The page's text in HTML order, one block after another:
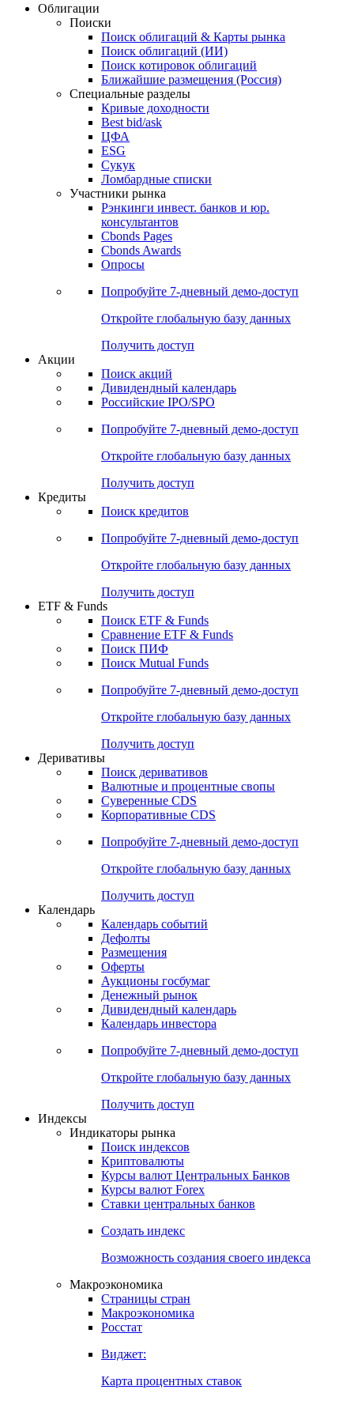
Облигации
Поиски
Поиск облигаций & Карты рынка
Поиск облигаций (ИИ)
Поиск котировок облигаций
Ближайшие размещения (Россия)
Специальные разделы
Кривые доходности
Best bid/ask
ЦФА
ESG
Сукук
Ломбардные списки
Участники рынка
Рэнкинги инвест. банков и юр.
консультантов
Cbonds Pages
Cbonds Awards
Опросы
Попробуйте 7-дневный демо-доступ
Откройте глобальную базу данных
Получить доступ
Акции
Поиск акций
Дивидендный календарь
Российские IPO/SPO
Попробуйте 7-дневный демо-доступ
Откройте глобальную базу данных
Получить доступ
Кредиты
Поиск кредитов
Попробуйте 7-дневный демо-доступ
Откройте глобальную базу данных
Получить доступ
ETF & Funds
Поиск ETF & Funds
Сравнение ETF & Funds
Поиск ПИФ
Поиск Mutual Funds
Попробуйте 7-дневный демо-доступ
Откройте глобальную базу данных
Получить доступ
Деривативы
Поиск деривативов
Валютные и процентные свопы
Суверенные CDS
Корпоративные CDS
Попробуйте 7-дневный демо-доступ
Откройте глобальную базу данных
Получить доступ
Календарь
Календарь событий
Дефолты
Размещения
Оферты
Аукционы госбумаг
Денежный рынок
Дивидендный календарь
Календарь инвестора
Попробуйте 7-дневный демо-доступ
Откройте глобальную базу данных
Получить доступ
Индексы
Индикаторы рынка
Поиск индексов
Криптовалюты
Курсы валют Центральных Банков
Курсы валют Forex
Ставки центральных банков
Создать индекс
Возможность создания своего индекса
Макроэкономика
Страницы стран
Макроэкономика
Росстат
Виджет:
Карта процентных ставок